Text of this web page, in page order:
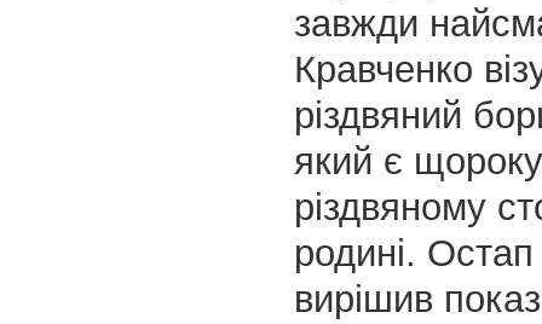
завжди
Кравченко
різдвяний
який є
різдвяному
родині.
вирішив